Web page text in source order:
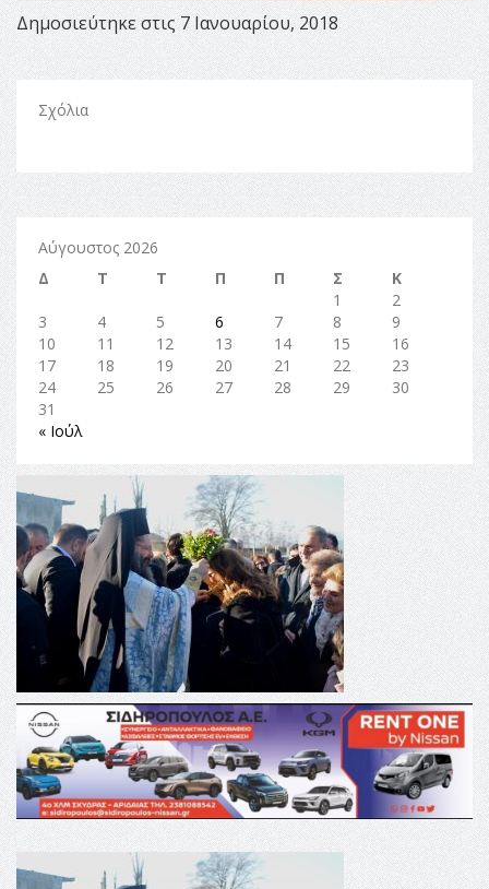
Δημοσιεύτηκε στις 7 Ιανουαρίου, 2018
Σχόλια
Αύγουστος 2026
Δ
Τ Τ Π Π Σ
Κ
1
2
3
4 5 6 7 8
9
10
11 12 13 14 15
16
17
18 19 20 21 22
23
24
25 26 27 28 29
30
31
« Ιούλ